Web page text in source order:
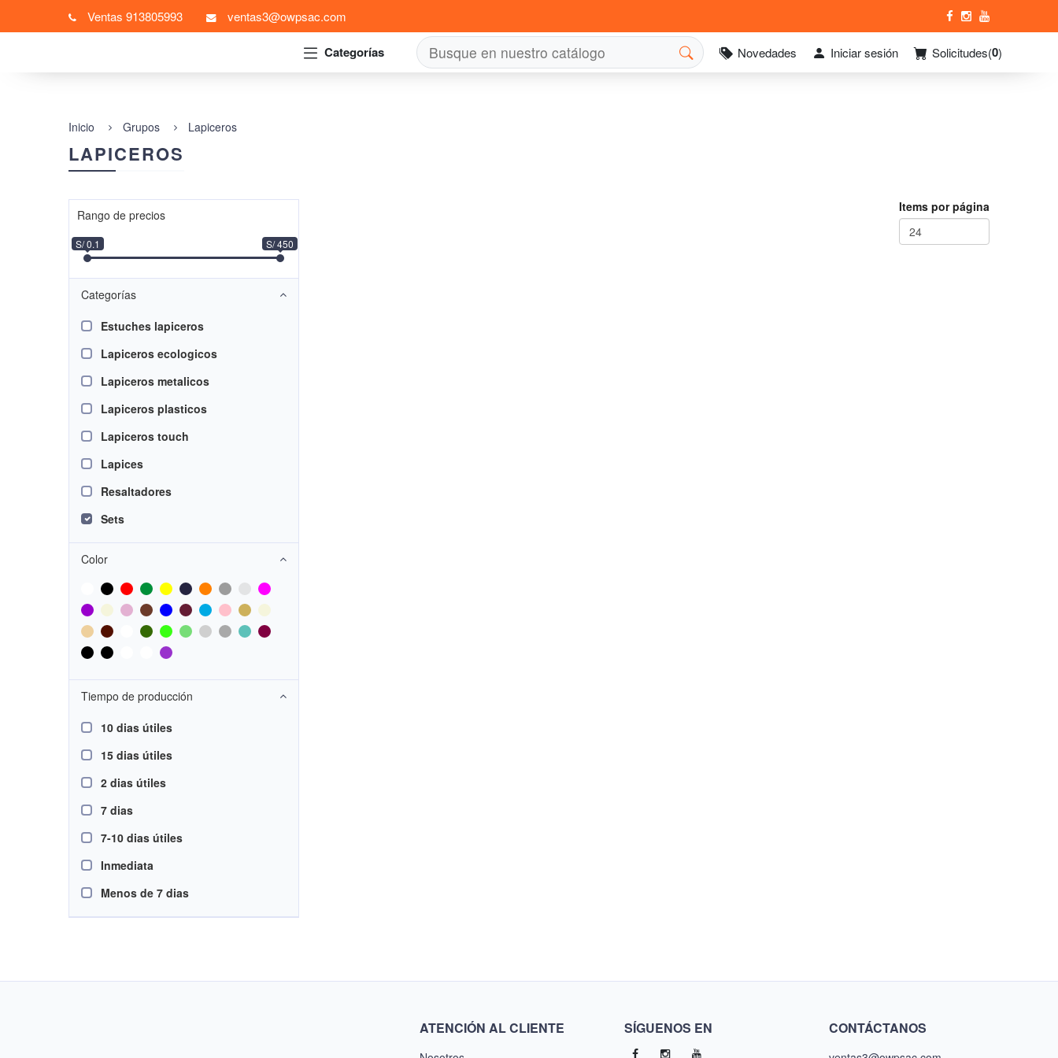
Ventas 913805993 ventas3@owpsac.com
Categorías Novedades Iniciar sesión Solicitudes(0)
Inicio Grupos Lapiceros
LAPICEROS
Rango de precios
S/ 0.1 S/ 450
Categorías
Estuches lapiceros
Lapiceros ecologicos
Lapiceros metalicos
Lapiceros plasticos
Lapiceros touch
Lapices
Resaltadores
Sets
Color
Tiempo de producción
10 dias útiles
15 dias útiles
2 dias útiles
7 dias
7-10 dias útiles
Inmediata
Menos de 7 dias
Items por página
ATENCIÓN AL CLIENTE SÍGUENOS EN CONTÁCTANOS